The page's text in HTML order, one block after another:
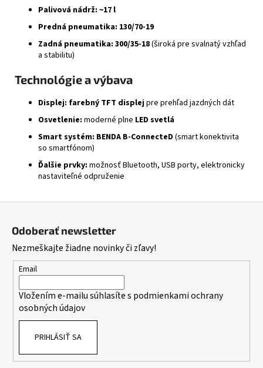
Palivová nádrž: ~17 l
Predná pneumatika: 130/70-19
Zadná pneumatika: 300/35-18(široká pre svalnatý vzhľad
a stabilitu)
Technológie a výbava
Displej: farebný TFT displejpre prehľad jazdných dát
Osvetlenie: moderné plne LED svetlá
Smart systém: BENDA B-ConnecteD (smart konektivita
so smartfónom)
Ďalšie prvky: možnosť Bluetooth, USB porty, elektronicky
nastaviteľné odpruženie
Odoberať newsletter
Nezmeškajte žiadne novinky či zľavy!
Email
Vložením e-mailu súhlasíte s podmienkami ochrany
osobných údajov
PRIHLÁSIŤ SA